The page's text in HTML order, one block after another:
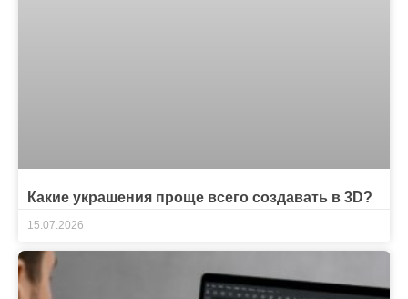
Какие украшения проще всего создавать в 3D?
15.07.2026